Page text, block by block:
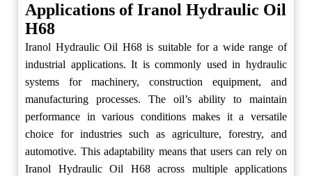
Applications of Iranol Hydraulic Oil
H68
Iranol Hydraulic Oil H68 is suitable for a wide range of
industrial applications. It is commonly used in hydraulic
systems for machinery, construction equipment, and
manufacturing processes. The oil’s ability to maintain
performance in various conditions makes it a versatile
choice for industries such as agriculture, forestry, and
automotive. This adaptability means that users can rely on
Iranol Hydraulic Oil H68 across multiple applications